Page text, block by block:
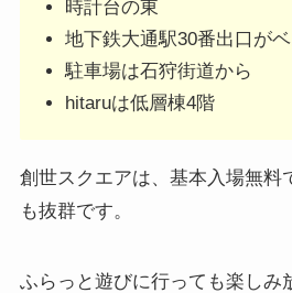
時計台の東
地下鉄大通駅30番出口がベ
駐車場は石狩街道から
hitaruは低層棟4階
創世スクエアは、基本入場無料
も抜群です。
ふらっと遊びに行っても楽しみ